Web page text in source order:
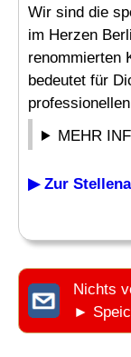
Wir sind die
im Herzen
renommierten
bedeutet für
MEHR
▶ Zur
Nichts
►